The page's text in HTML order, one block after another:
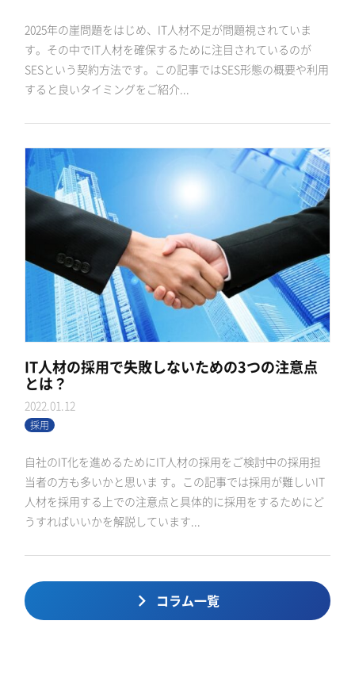
2025年の崖問題をはじめ、IT人材不足が問題視されていま
す。その中でIT人材を確保するために注目されているのが
SESという契約方法です。この記事ではSES形態の概要や利用
すると良いタイミングをご紹介...
IT人材の採用で失敗しないための3つの注意点
とは？
2022.01.12
採用
自社のIT化を進めるためにIT人材の採用をご検討中の採用担
当者の方も多いかと思いま す。この記事では採用が難しいIT
人材を採用する上での注意点と具体的に採用をするためにど
うすればいいかを解説しています...
コラム一覧